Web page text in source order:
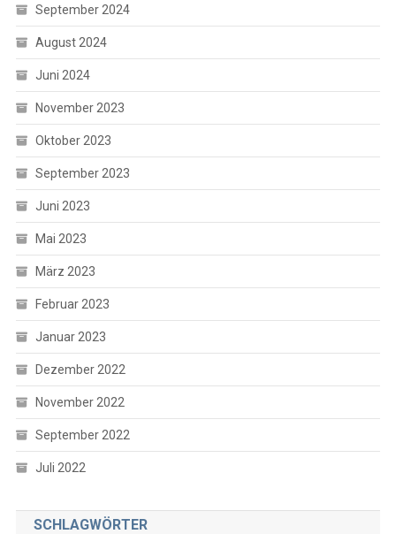
September 2024
August 2024
Juni 2024
November 2023
Oktober 2023
September 2023
Juni 2023
Mai 2023
März 2023
Februar 2023
Januar 2023
Dezember 2022
November 2022
September 2022
Juli 2022
SCHLAGWÖRTER